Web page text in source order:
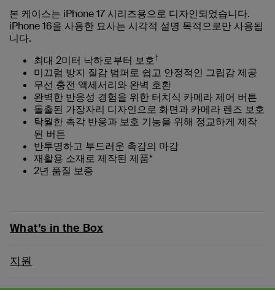
본 케이스는 iPhone 17 시리즈용으로 디자인되었습니다.
iPhone 16을 사용한 묘사는 시각적 설명 목적으로만 사용됩
니다.
최대 2미터 낙하로부터 보호†
미끄럼 방지 질감 범퍼로 쉽고 안정적인 그립감 제공
무선 충전 액세서리와 완벽 호환
완벽한 반응성 경험을 위한 터치식 카메라 제어 버튼
돌출된 가장자리 디자인으로 화면과 카메라 렌즈 보호
탁월한 촉각 반응과 보호 기능을 위해 정교하게 제작
된 버튼
반투명하고 부드러운 촉감의 마감
재활용 소재로 제작된 제품*
2년 품질 보증
What’s in the Box
지원